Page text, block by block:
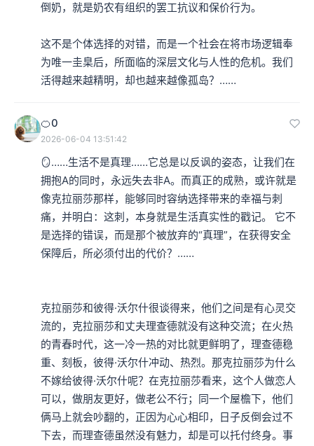
倒奶，就是奶农有组织的罢工抗议和保价行为。
这不是个体选择的对错，而是一个社会在将市场逻辑奉
为唯一圭臬后，所面临的深层文化与人性的危机。我们
活得越来越精明，却也越来越像孤岛？……
🍊0
2026-06-04 13:51:42
🪞……生活不是真理……它总是以反讽的姿态，让我们在
拥抱A的同时，永远失去非A。而真正的成熟，或许就是
像克拉丽莎那样，能够同时容纳选择带来的幸福与刺
痛，并明白：这刺，本身就是生活真实性的戳记。 它不
是选择的错误，而是那个被放弃的“真理”，在获得安全
保障后，所必须付出的代价？……
克拉丽莎和彼得·沃尔什很谈得来，他们之间是有心灵交
流的，克拉丽莎和丈夫理查德就没有这种交流；在火热
的青春时代，这一冷一热的对比就更鲜明了，理查德稳
重、刻板，彼得·沃尔什冲动、热烈。那克拉丽莎为什么
不嫁给彼得·沃尔什呢？在克拉丽莎看来，这个人做恋人
可以，做朋友更好，做老公不行；同一个屋檐下，他们
俩马上就会吵翻的，正因为心心相印，日子反倒会过不
下去，而理查德虽然没有魅力，却是可以托付终身。事